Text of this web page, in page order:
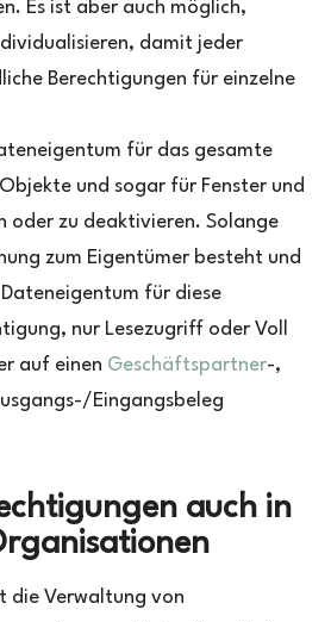
Es ist aber auch möglich,
damit jeder
Berechtigungen für einzelne
für das gesamte
und sogar für Fenster und
oder zu deaktivieren. Solange
zum Eigentümer besteht und
für diese
nur Lesezugriff oder Voll
auf einen Geschäftspartner-,
Eingangsbeleg
auch in
die Verwaltung von